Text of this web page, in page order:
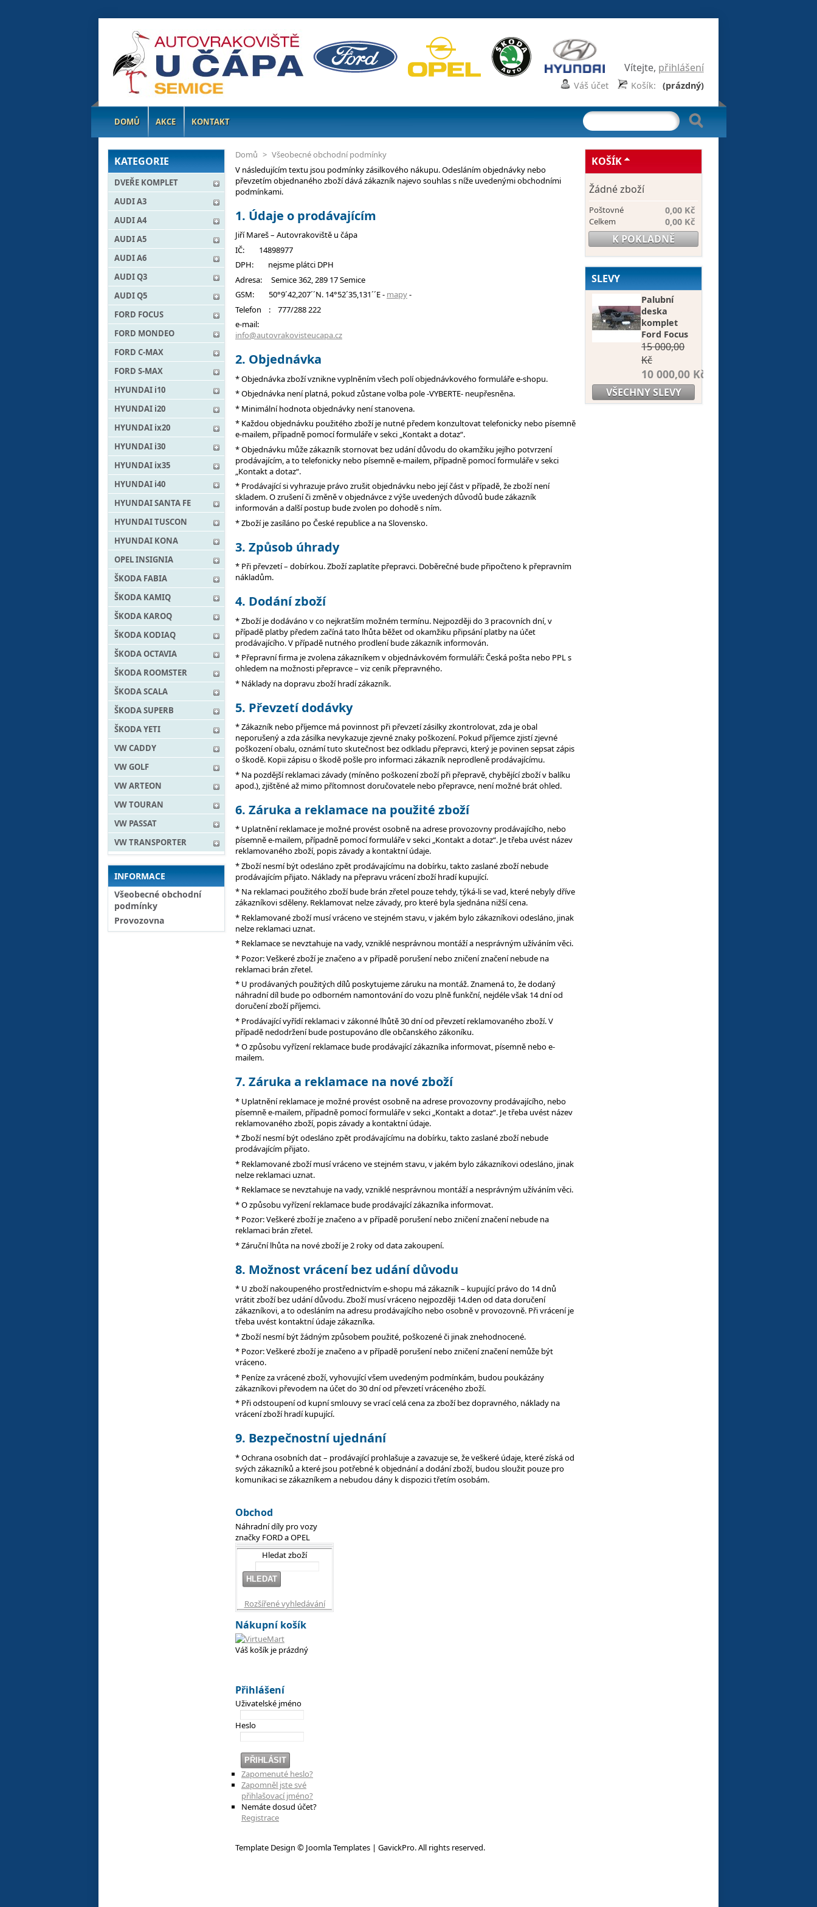
Vítejte, přihlášení
Košík: (prázdný)
Váš účet
DOMŮ AKCE KONTAKT
KATEGORIE
DVEŘE KOMPLET
AUDI A3
AUDI A4
AUDI A5
AUDI A6
AUDI Q3
AUDI Q5
FORD FOCUS
FORD MONDEO
FORD C-MAX
FORD S-MAX
HYUNDAI i10
HYUNDAI i20
HYUNDAI ix20
HYUNDAI i30
HYUNDAI ix35
HYUNDAI i40
HYUNDAI SANTA FE
HYUNDAI TUSCON
HYUNDAI KONA
OPEL INSIGNIA
ŠKODA FABIA
ŠKODA KAMIQ
ŠKODA KAROQ
ŠKODA KODIAQ
ŠKODA OCTAVIA
ŠKODA ROOMSTER
ŠKODA SCALA
ŠKODA SUPERB
ŠKODA YETI
VW CADDY
VW GOLF
VW ARTEON
VW TOURAN
VW PASSAT
VW TRANSPORTER
INFORMACE
Všeobecné obchodní
podmínky
Provozovna
Domů > Všeobecné obchodní podmínky
V následujícím textu jsou podmínky zásilkového nákupu. Odesláním objednávky nebo
převzetím objednaného zboží dává zákazník najevo souhlas s níže uvedenými obchodními
podmínkami.
1. Údaje o prodávajícím
Jiří Mareš – Autovrakoviště u čápa
IČ: 14898977
DPH: nejsme plátci DPH
Adresa: Semice 362, 289 17 Semice
GSM: 50°9´42,207´´N. 14°52´35,131´´E - mapy-
Telefon : 777/288 222
e-mail:
info@autovrakovisteucapa.cz
2. Objednávka
* Objednávka zboží vznikne vyplněním všech polí objednávkového formuláře e-shopu.
* Objednávka není platná, pokud zůstane volba pole -VYBERTE- neupřesněna.
* Minimální hodnota objednávky není stanovena.
* Každou objednávku použitého zboží je nutné předem konzultovat telefonicky nebo písemně
e-mailem, případně pomocí formuláře v sekci „Kontakt a dotaz“.
* Objednávku může zákazník stornovat bez udání důvodu do okamžiku jejího potvrzení
prodávajícím, a to telefonicky nebo písemně e-mailem, případně pomocí formuláře v sekci
„Kontakt a dotaz“.
* Prodávající si vyhrazuje právo zrušit objednávku nebo její část v případě, že zboží není
skladem. O zrušení či změně v objednávce z výše uvedených důvodů bude zákazník
informován a další postup bude zvolen po dohodě s ním.
* Zboží je zasíláno po České republice a na Slovensko.
3. Způsob úhrady
* Při převzetí – dobírkou. Zboží zaplatíte přepravci. Doběrečné bude připočteno k přepravním
nákladům.
4. Dodání zboží
* Zboží je dodáváno v co nejkratším možném termínu. Nejpozději do 3 pracovních dní, v
případě platby předem začíná tato lhůta běžet od okamžiku připsání platby na účet
prodávajícího. V případě nutného prodlení bude zákazník informován.
* Přepravní firma je zvolena zákazníkem v objednávkovém formuláři: Česká pošta nebo PPL s
ohledem na možnosti přepravce – viz ceník přepravného.
* Náklady na dopravu zboží hradí zákazník.
5. Převzetí dodávky
* Zákazník nebo příjemce má povinnost při převzetí zásilky zkontrolovat, zda je obal
neporušený a zda zásilka nevykazuje zjevné znaky poškození. Pokud příjemce zjistí zjevné
poškození obalu, oznámí tuto skutečnost bez odkladu přepravci, který je povinen sepsat zápis
o škodě. Kopii zápisu o škodě pošle pro informaci zákazník neprodleně prodávajícímu.
* Na pozdější reklamaci závady (míněno poškození zboží při přepravě, chybějící zboží v balíku
apod.), zjištěné až mimo přítomnost doručovatele nebo přepravce, není možné brát ohled.
6. Záruka a reklamace na použité zboží
* Uplatnění reklamace je možné provést osobně na adrese provozovny prodávajícího, nebo
písemně e-mailem, případně pomocí formuláře v sekci „Kontakt a dotaz“. Je třeba uvést název
reklamovaného zboží, popis závady a kontaktní údaje.
* Zboží nesmí být odesláno zpět prodávajícímu na dobírku, takto zaslané zboží nebude
prodávajícím přijato. Náklady na přepravu vrácení zboží hradí kupující.
* Na reklamaci použitého zboží bude brán zřetel pouze tehdy, týká-li se vad, které nebyly dříve
zákazníkovi sděleny. Reklamovat nelze závady, pro které byla sjednána nižší cena.
* Reklamované zboží musí vráceno ve stejném stavu, v jakém bylo zákazníkovi odesláno, jinak
nelze reklamaci uznat.
* Reklamace se nevztahuje na vady, vzniklé nesprávnou montáží a nesprávným užíváním věci.
* Pozor: Veškeré zboží je značeno a v případě porušení nebo zničení značení nebude na
reklamaci brán zřetel.
* U prodávaných použitých dílů poskytujeme záruku na montáž. Znamená to, že dodaný
náhradní díl bude po odborném namontování do vozu plně funkční, nejdéle však 14 dní od
doručení zboží příjemci.
* Prodávající vyřídí reklamaci v zákonné lhůtě 30 dní od převzetí reklamovaného zboží. V
případě nedodržení bude postupováno dle občanského zákoníku.
* O způsobu vyřízení reklamace bude prodávající zákazníka informovat, písemně nebo e-
mailem.
7. Záruka a reklamace na nové zboží
* Uplatnění reklamace je možné provést osobně na adrese provozovny prodávajícího, nebo
písemně e-mailem, případně pomocí formuláře v sekci „Kontakt a dotaz“. Je třeba uvést název
reklamovaného zboží, popis závady a kontaktní údaje.
* Zboží nesmí být odesláno zpět prodávajícímu na dobírku, takto zaslané zboží nebude
prodávajícím přijato.
* Reklamované zboží musí vráceno ve stejném stavu, v jakém bylo zákazníkovi odesláno, jinak
nelze reklamaci uznat.
* Reklamace se nevztahuje na vady, vzniklé nesprávnou montáží a nesprávným užíváním věci.
* O způsobu vyřízení reklamace bude prodávající zákazníka informovat.
* Pozor: Veškeré zboží je značeno a v případě porušení nebo zničení značení nebude na
reklamaci brán zřetel.
* Záruční lhůta na nové zboží je 2 roky od data zakoupení.
8. Možnost vrácení bez udání důvodu
* U zboží nakoupeného prostřednictvím e-shopu má zákazník – kupující právo do 14 dnů
vrátit zboží bez udání důvodu. Zboží musí vráceno nejpozději 14.den od data doručení
zákazníkovi, a to odesláním na adresu prodávajícího nebo osobně v provozovně. Při vrácení je
třeba uvést kontaktní údaje zákazníka.
* Zboží nesmí být žádným způsobem použité, poškozené či jinak znehodnocené.
* Pozor: Veškeré zboží je značeno a v případě porušení nebo zničení značení nemůže být
vráceno.
* Peníze za vrácené zboží, vyhovující všem uvedeným podmínkám, budou poukázány
zákazníkovi převodem na účet do 30 dní od převzetí vráceného zboží.
* Při odstoupení od kupní smlouvy se vrací celá cena za zboží bez dopravného, náklady na
vrácení zboží hradí kupující.
9. Bezpečnostní ujednání
* Ochrana osobních dat – prodávající prohlašuje a zavazuje se, že veškeré údaje, které získá od
svých zákazníků a které jsou potřebné k objednání a dodání zboží, budou sloužit pouze pro
komunikaci se zákazníkem a nebudou dány k dispozici třetím osobám.
Obchod
Náhradní díly pro vozy
značky FORD a OPEL
Hledat zboží
Rozšířené vyhledávání
Nákupníkošík
Váš košík je prázdný
Přihlášení
Uživatelské jméno
Heslo
Zapomenuté heslo?
Zapomněl jste své
přihlašovací jméno?
Nemáte dosud účet?
Registrace
Template Design © Joomla Templates | GavickPro. All rights reserved.
KOŠÍK
Žádné zboží
Poštovné 0,00 Kč
Celkem 0,00 Kč
K POKLADNĚ
SLEVY
Palubní
deska
komplet
Ford Focus
15 000,00
Kč
10 000,00 Kč
VŠECHNY SLEVY